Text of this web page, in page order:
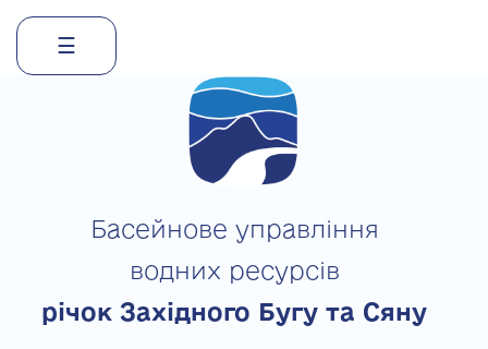
☰
Басейнове управління
водних ресурсів
річок Західного Бугу та Сяну